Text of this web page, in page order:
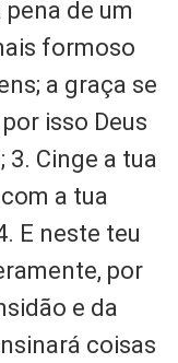
pena de um
formoso
a graça se
isso Deus
3. Cinge a tua
a tua
E neste teu
por
e da
coisas